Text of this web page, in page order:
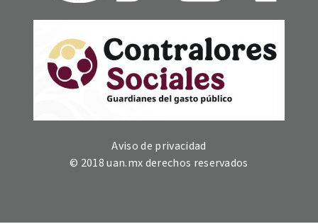
Aviso de privacidad
© 2018 uan.mx derechos reservados